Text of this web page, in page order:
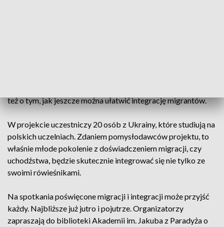
też o tym, jak jeszcze można ułatwić integrację migrantów.
W projekcie uczestniczy 20 osób z Ukrainy, które studiują na
polskich uczelniach. Zdaniem pomysłodawców projektu, to
właśnie młode pokolenie z doświadczeniem migracji, czy
uchodźstwa, będzie skutecznie integrować się nie tylko ze
swoimi rówieśnikami.
Na spotkania poświęcone migracji i integracji może przyjść
każdy. Najbliższe już jutro i pojutrze. Organizatorzy
zapraszają do biblioteki Akademii im. Jakuba z Paradyża o